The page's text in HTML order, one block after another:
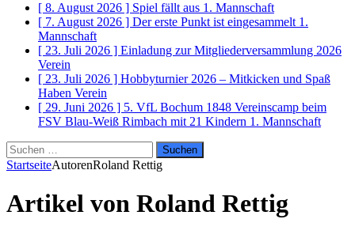
[ 8. August 2026 ] Spiel fällt aus 1. Mannschaft
[ 7. August 2026 ] Der erste Punkt ist eingesammelt 1.
Mannschaft
[ 23. Juli 2026 ] Einladung zur Mitgliederversammlung 2026
Verein
[ 23. Juli 2026 ] Hobbyturnier 2026 – Mitkicken und Spaß
Haben Verein
[ 29. Juni 2026 ] 5. VfL Bochum 1848 Vereinscamp beim
FSV Blau-Weiß Rimbach mit 21 Kindern 1. Mannschaft
Suchen
nach:
StartseiteAutorenRoland Rettig
Artikel von Roland Rettig